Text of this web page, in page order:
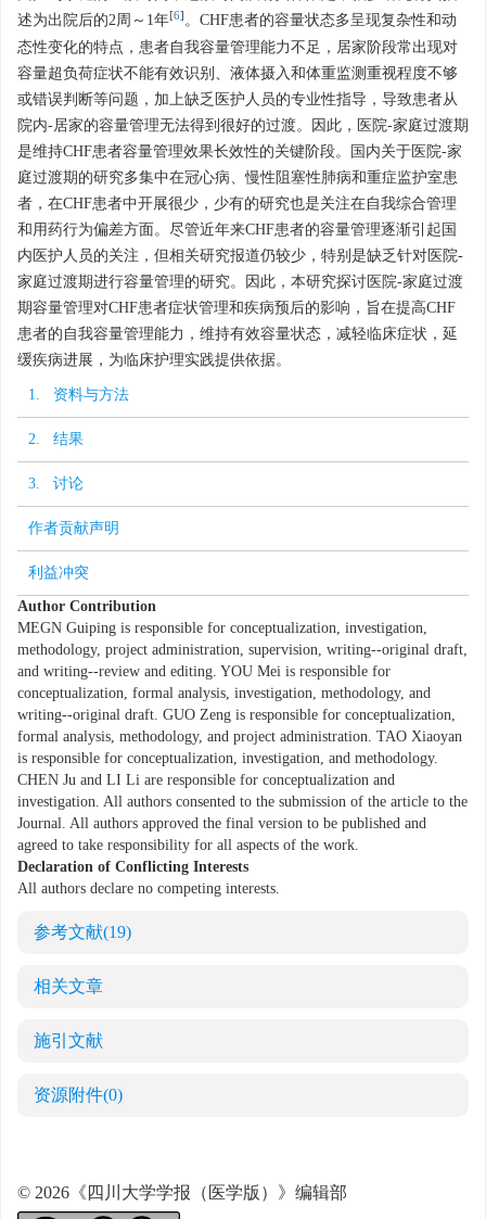
述为出院后的2周～1年[6] 。CHF患者的容量状态多呈现复杂性和动
态性变化的特点，患者自我容量管理能力不足，居家阶段常出现对
容量超负荷症状不能有效识别、液体摄入和体重监测重视程度不够
或错误判断等问题，加上缺乏医护人员的专业性指导，导致患者从
院内-居家的容量管理无法得到很好的过渡。因此，医院-家庭过渡期
是维持CHF患者容量管理效果长效性的关键阶段。国内关于医院-家
庭过渡期的研究多集中在冠心病、慢性阻塞性肺病和重症监护室患
者，在CHF患者中开展很少，少有的研究也是关注在自我综合管理
和用药行为偏差方面。尽管近年来CHF患者的容量管理逐渐引起国
内医护人员的关注，但相关研究报道仍较少，特别是缺乏针对医院-
家庭过渡期进行容量管理的研究。因此，本研究探讨医院-家庭过渡
期容量管理对CHF患者症状管理和疾病预后的影响，旨在提高CHF
患者的自我容量管理能力，维持有效容量状态，减轻临床症状，延
缓疾病进展，为临床护理实践提供依据。
1. 资料与方法
2. 结果
3. 讨论
作者贡献声明
利益冲突
Author Contribution
MEGN Guiping is responsible for conceptualization, investigation,
methodology, project administration, supervision, writing--original draft,
and writing--review and editing. YOU Mei is responsible for
conceptualization, formal analysis, investigation, methodology, and
writing--original draft. GUO Zeng is responsible for conceptualization,
formal analysis, methodology, and project administration. TAO Xiaoyan
is responsible for conceptualization, investigation, and methodology.
CHEN Ju and LI Li are responsible for conceptualization and
investigation. All authors consented to the submission of the article to the
Journal. All authors approved the final version to be published and
agreed to take responsibility for all aspects of the work.
Declaration of Conflicting Interests
All authors declare no competing interests.
参考文献(19)
相关文章
施引文献
资源附件(0)
© 2026《四川大学学报（医学版）》编辑部